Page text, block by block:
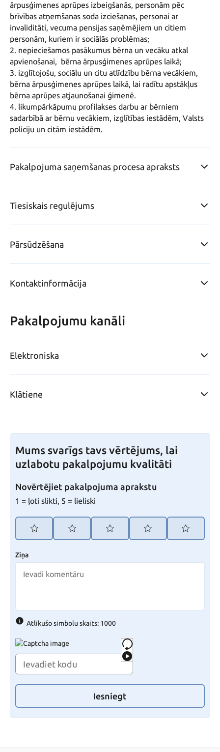
ārpusģimenes aprūpes izbeigšanās, personām pēc
brīvības atņemšanas soda izciešanas, personai ar
invaliditāti, vecuma pensijas saņēmējiem un citiem
personām, kuriem ir sociālās problēmas;
2. nepieciešamos pasākumus bērna un vecāku atkal
apvienošanai,  bērna ārpusģimenes aprūpes laikā;
3. izglītojošu, sociālu un citu atlīdzību bērna vecākiem,
bērna ārpusģimenes aprūpes laikā, lai radītu apstākļus
bērna aprūpes atjaunošanai ģimenē.
4. likumpārkāpumu profilakses darbu ar bērniem
sadarbībā ar bērnu vecākiem, izglītības iestādēm, Valsts
policiju un citām iestādēm.
Pakalpojuma saņemšanas procesa apraksts
Tiesiskais regulējums
Pārsūdzēšana
Kontaktinformācija
Pakalpojumu kanāli
Elektroniska
Klātiene
Mums svarīgs tavs vērtējums, lai
uzlabotu pakalpojumu kvalitāti
Novērtējiet pakalpojuma aprakstu
1 = ļoti slikti, 5 = lieliski
Ziņa
Atlikušo simbolu skaits: 1000
Iesniegt